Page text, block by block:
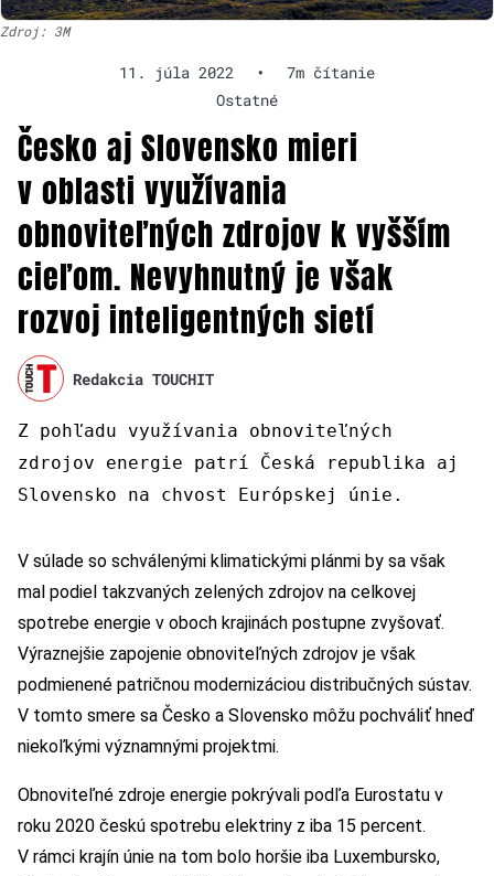
Zdroj: 3M
11. júla 2022 •
7m čítanie
Ostatné
Česko aj Slovensko mieri
v oblasti využívania
obnoviteľných zdrojov k vyšším
cieľom. Nevyhnutný je však
rozvoj inteligentných sietí
Redakcia TOUCHIT
Z pohľadu využívania obnoviteľných
zdrojov energie patrí Česká republika aj
Slovensko na chvost Európskej únie.
V súlade so schválenými klimatickými plánmi by sa však
mal podiel takzvaných zelených zdrojov na celkovej
spotrebe energie v oboch krajinách postupne zvyšovať.
Výraznejšie zapojenie obnoviteľných zdrojov je však
podmienené patričnou modernizáciou distribučných sústav.
V tomto smere sa Česko a Slovensko môžu pochváliť hneď
niekoľkými významnými projektmi.
Obnoviteľné zdroje energie pokrývali podľa Eurostatu v
roku 2020 českú spotrebu elektriny z iba 15 percent.
V rámci krajín únie na tom bolo horšie iba Luxembursko,